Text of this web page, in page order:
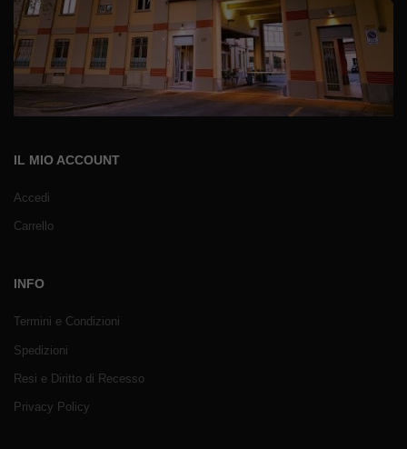
IL MIO ACCOUNT
Accedi
Carrello
INFO
Termini e Condizioni
Spedizioni
Resi e Diritto di Recesso
Privacy Policy